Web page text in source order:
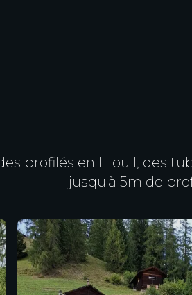
profilés en H ou I, des
jusqu'à 5m de